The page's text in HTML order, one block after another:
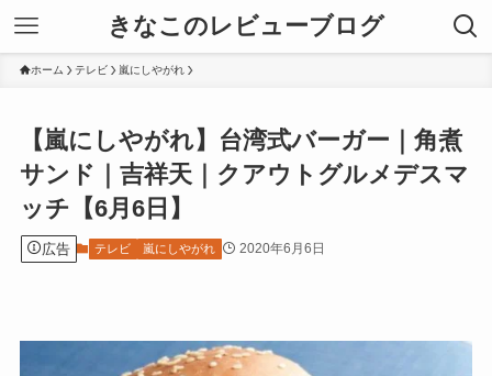
きなこのレビューブログ
ホーム テレビ 嵐にしやがれ
【嵐にしやがれ】台湾式バーガー｜角煮
サンド｜吉祥天｜クアウトグルメデスマ
ッチ【6月6日】
広告 テレビ 嵐にしやがれ 2020年6月6日